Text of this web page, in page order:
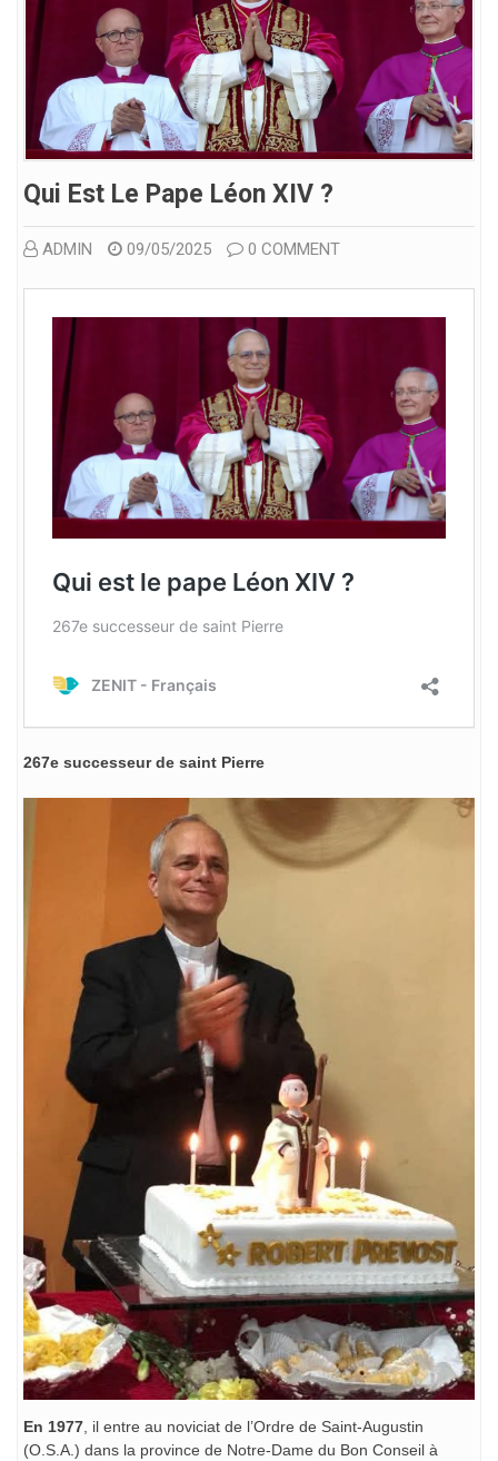
Qui Est Le Pape Léon XIV ?
ADMIN 09/05/2025 0 COMMENT
267e successeur de saint Pierre
En 1977 , il entre au noviciat de l’Ordre de Saint-Augustin
(O.S.A.) dans la province de Notre-Dame du Bon Conseil à